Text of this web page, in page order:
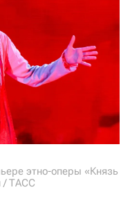
этно-оперы «Князь
/ ТАСС